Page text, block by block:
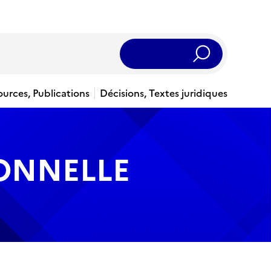
Rechercher
Publications
Décisions, Textes juridiques